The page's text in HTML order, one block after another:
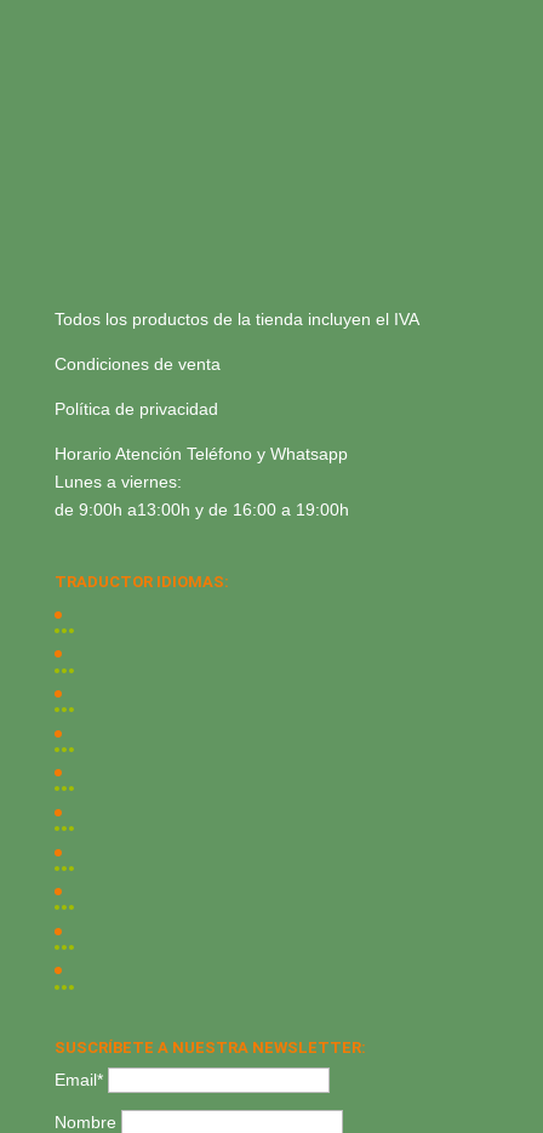
Todos los productos de la tienda incluyen el IVA
Condiciones de venta
Política de privacidad
Horario Atención Teléfono y Whatsapp
Lunes a viernes:
de 9:00h a13:00h y de 16:00 a 19:00h
TRADUCTOR IDIOMAS:
SUSCRÍBETE A NUESTRA NEWSLETTER:
Email*
Nombre